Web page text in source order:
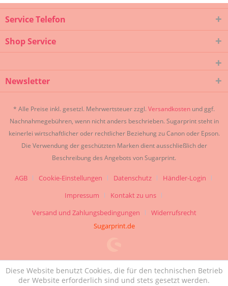
Service Telefon
Shop Service
Newsletter
* Alle Preise inkl. gesetzl. Mehrwertsteuer zzgl. Versandkosten und ggf.
Nachnahmegebühren, wenn nicht anders beschrieben. Sugarprint steht in
keinerlei wirtschaftlicher oder rechtlicher Beziehung zu Canon oder Epson.
Die Verwendung der geschützten Marken dient ausschließlich der
Beschreibung des Angebots von Sugarprint.
AGB Cookie-Einstellungen Datenschutz
Händler-Login
Impressum
Kontakt zu uns
Versand und Zahlungsbedingungen
Widerrufsrecht
Sugarprint.de
Diese Website benutzt Cookies, die für den technischen Betrieb
der Website erforderlich sind und stets gesetzt werden.